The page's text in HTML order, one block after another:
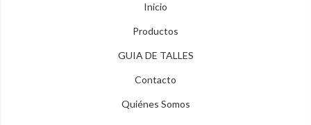
Inicio
Productos
GUIA DE TALLES
Contacto
Quiénes Somos